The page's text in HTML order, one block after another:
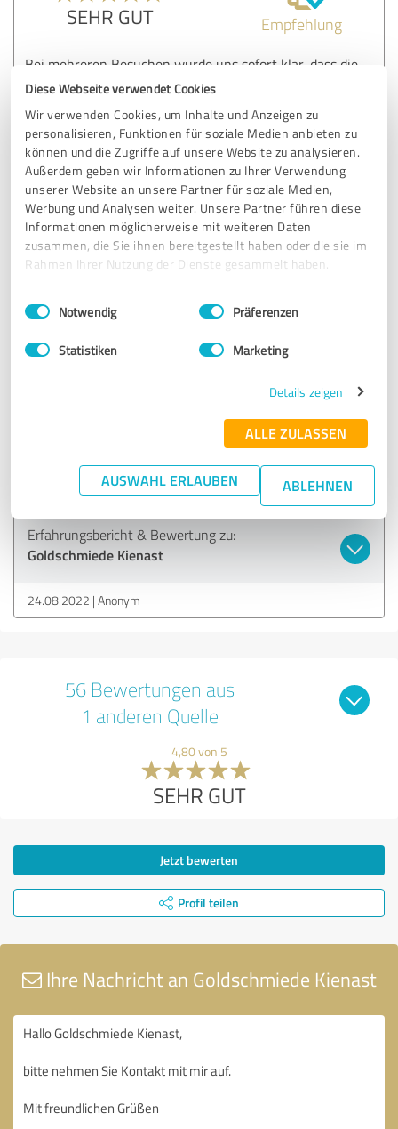
Diese Webseite verwendet Cookies
Wir verwenden Cookies, um Inhalte und Anzeigen zu
personalisieren, Funktionen für soziale Medien anbieten zu
können und die Zugriffe auf unsere Website zu analysieren.
Außerdem geben wir Informationen zu Ihrer Verwendung
unserer Website an unsere Partner für soziale Medien,
Werbung und Analysen weiter. Unsere Partner führen diese
Informationen möglicherweise mit weiteren Daten
zusammen, die Sie ihnen bereitgestellt haben oder die sie im
Rahmen Ihrer Nutzung der Dienste gesammelt haben.
Impressum Datenschutzbestimmungen
Einwilligungsauswahl
Notwendig Präferenzen
Statistiken Marketing
Details zeigen
ALLE ZULASSEN
AUSWAHL ERLAUBEN ABLEHNEN
SEHR GUT Empfehlung
Bei mehreren Besuchen wurde uns sofort klar, dass die
Beratung und der Service erstklassig ist. Wir fühlten uns
und gern gesehene Gäste. Wir fühlten uns wohl und nach
unserem ersten Kauf war offensichtlich, dass die Qualität
des Produktes ebenso ausgezeichnet war, wie der erste
Eindruck. Es wird nicht der letzte Besuch und der letzte
Kauf sein.
Erfahrungsbericht & Bewertung zu:
H-P K.
Empfehlung
Sehr Nette Komponente Beratung
Erfahrungsbericht & Bewertung zu:
Goldschmiede Kienast
24.08.2022 Anonym
56 Bewertungen aus
1 anderen Quelle
4,80 von 5
SEHR GUT
Jetzt bewerten
Profil teilen
Ihre Nachricht an Goldschmiede Kienast